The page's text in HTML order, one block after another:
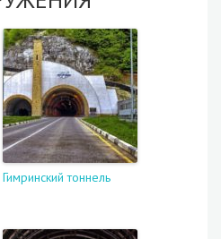
Гимринский тоннель